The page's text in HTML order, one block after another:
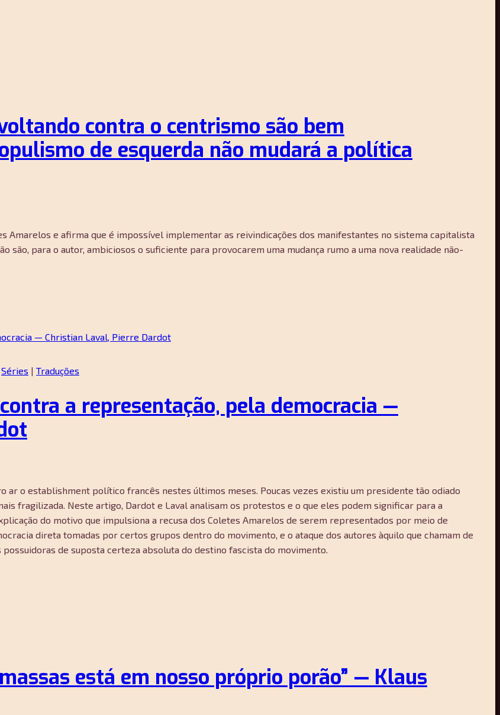
contra o centrismo são bem
de esquerda não mudará a política
Amarelos e afirma que é impossível implementar as reivindicações dos manifestantes no sistema capitalista
são, para o autor, ambiciosos o suficiente para provocarem uma mudança rumo a uma nova realidade não-
Séries | Traduções
a representação, pela democracia —
ar o establishment político francês nestes últimos meses. Poucas vezes existiu um presidente tão odiado
fragilizada. Neste artigo, Dardot e Laval analisam os protestos e o que eles podem significar para a
do motivo que impulsiona a recusa dos Coletes Amarelos de serem representados por meio de
direta tomadas por certos grupos dentro do movimento, e o ataque dos autores àquilo que chamam de
de suposta certeza absoluta do destino fascista do movimento.
está em nosso próprio porão” — Klaus